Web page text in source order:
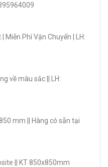
Miễn Phí Vận Chuyển | LH:
về màu sắc || LH:
mm || Hàng có sẵn tại
|| KT 850x850mm